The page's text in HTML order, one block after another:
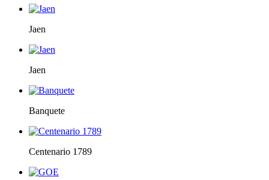
Jaen
Jaen
Banquete
Centenario 1789